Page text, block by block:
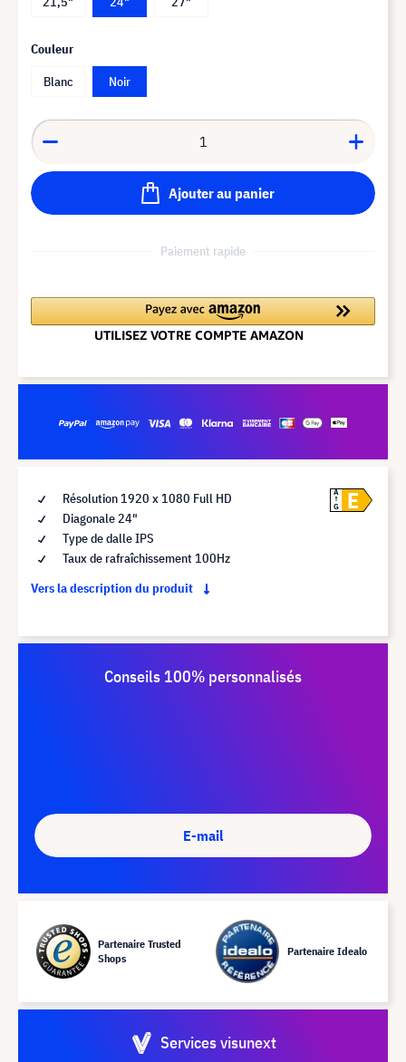
Couleur
Blanc
Noir
Ajouter au panier
Paiement rapide
Résolution 1920 x 1080 Full HD
Diagonale 24"
Type de dalle IPS
Taux de rafraîchissement 100Hz
Vers la description du produit
A
G
E
Conseils 100% personnalisés
E-mail
Partenaire Trusted
Shops
Partenaire Idealo
Services visunext